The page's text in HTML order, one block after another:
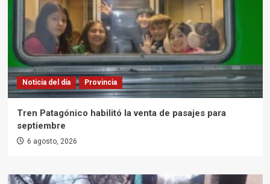
Noticia del día Provincia
Tren Patagónico habilitó la venta de pasajes para
septiembre
6 agosto, 2026